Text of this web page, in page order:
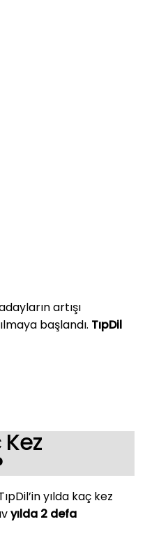
artışı
başlandı. TıpDil
Kez
yılda kaç kez
yılda 2 defa